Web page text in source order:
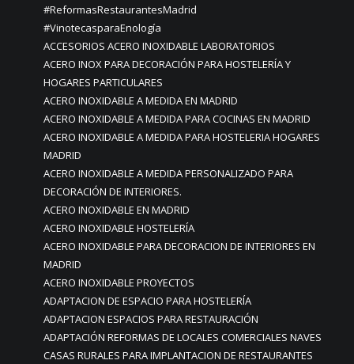
#ReformasRestaurantesMadrid
#VinotecasparaEnología
ACCESORIOS ACERO INOXIDABLE LABORATORIOS
ACERO INOX PARA DECORACIÓN PARA HOSTELERÍA Y
HOGARES PARTICULARES
ACERO INOXIDABLE A MEDIDA EN MADRID
ACERO INOXIDABLE A MEDIDA PARA COCINAS EN MADRID
ACERO INOXIDABLE A MEDIDA PARA HOSTELERIA HOGARES
MADRID
ACERO INOXIDABLE A MEDIDA PERSONALIZADO PARA
DECORACIÓN DE INTERIORES.
ACERO INOXIDABLE EN MADRID
ACERO INOXIDABLE HOSTELERÍA
ACERO INOXIDABLE PARA DECORACION DE INTERIORES EN
MADRID
ACERO INOXIDABLE PROYECTOS
ADAPTACION DE ESPACIO PARA HOSTELERÍA
ADAPTACION ESPACIOS PARA RESTAURACIÓN
ADAPTACIÓN REFORMAS DE LOCALES COMERCIALES NAVES
CASAS RURALES PARA IMPLANTACION DE RESTAURANTES